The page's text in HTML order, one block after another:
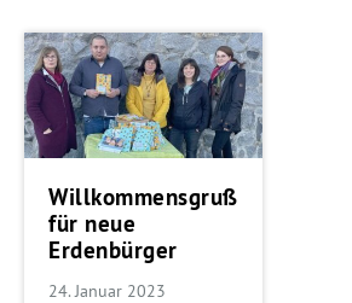
Willkommensgruß
für neue
Erdenbürger
24. Januar 2023